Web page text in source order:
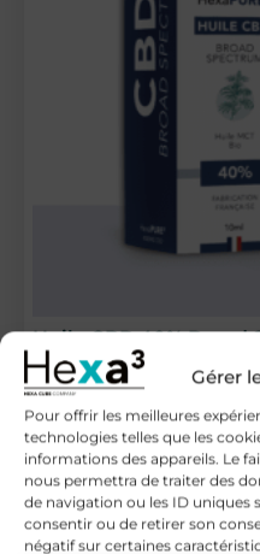
Gérer
Pour offrir les meilleures
technologies telles que les
informations des appareils. Le
nous permettra de traiter des
de navigation ou les ID uniques
consentir ou de retirer son
négatif sur certaines
Huile CBD 40% Broad
HexaPURE® Hexa³